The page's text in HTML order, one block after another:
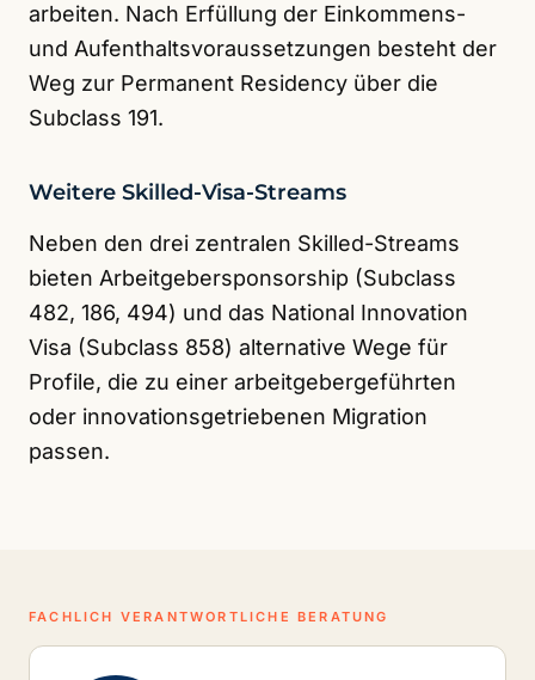
arbeiten. Nach Erfüllung der Einkommens-
und Aufenthaltsvoraussetzungen besteht der
Weg zur Permanent Residency über die
Subclass 191.
Weitere Skilled-Visa-Streams
Neben den drei zentralen Skilled-Streams
bieten Arbeitgebersponsorship (Subclass
482, 186, 494) und das National Innovation
Visa (Subclass 858) alternative Wege für
Profile, die zu einer arbeitgebergeführten
oder innovationsgetriebenen Migration
passen.
FACHLICH VERANTWORTLICHE BERATUNG